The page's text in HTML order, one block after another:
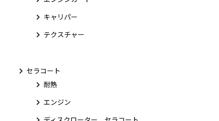
キャリパー
テクスチャー
セラコート
耐熱
エンジン